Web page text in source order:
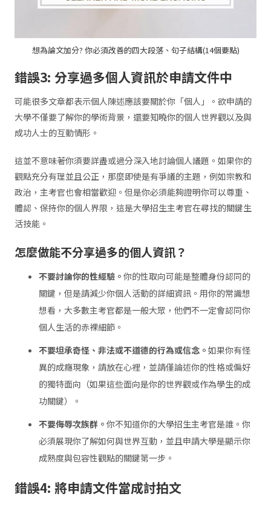
想為論文加分? 你必須改善的四大段落、句子結構(14個要點)
錯誤3: 分享過多個人資訊於申請文件中
可能很多文章都表示個人陳述應該要關於你「個人」。欲申請的
大學不僅要了解你的學術背景，還要知曉你的個人世界觀以及與
成功人士的互動情形。
這並不意味著你須要詳盡或過分深入地討論個人議題。如果你的
觀點充分有理並且公正，那麼即使是有爭議的主題，例如宗教和
政治，主考官也會相當歡迎。但是你必須能夠證明你可以尊重、
體認、保持你的個人界限，這是大學招生主考官在尋找的關鍵生
活技能。
怎麼做能不分享過多的個人資訊？
不要討論你的性經驗。 你的性取向可能是整體身份認同的
關鍵，但是請減少你個人活動的詳細資訊。用你的常識想
想看，大多數主考官都是一般大眾，他們不一定會認同你
個人生活的赤裸細節。
不要坦承奇怪、非法或不道德的行為或信念。 如果你有怪
異的成癮現象，請放在心裡，並請僅論述你的性格或偏好
的獨特面向（如果這些面向是你的世界觀或作為學生的成
功關鍵）。
不要侮辱次族群。 你不知道你的大學招生主考官是誰。你
必須展現你了解如何與世界互動，並且申請大學是顯示你
成熟度與包容性觀點的關鍵第一步。
錯誤4: 將申請文件當成討拍文